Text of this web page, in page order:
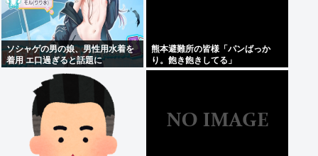
ソシャゲの男の娘、男性用水着を
着用 エ口過ぎると話題に
熊本避難所の皆様「パンばっか
り。飽き飽きしてる」